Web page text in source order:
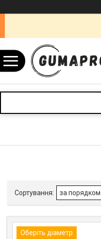
Оберіть діаметр